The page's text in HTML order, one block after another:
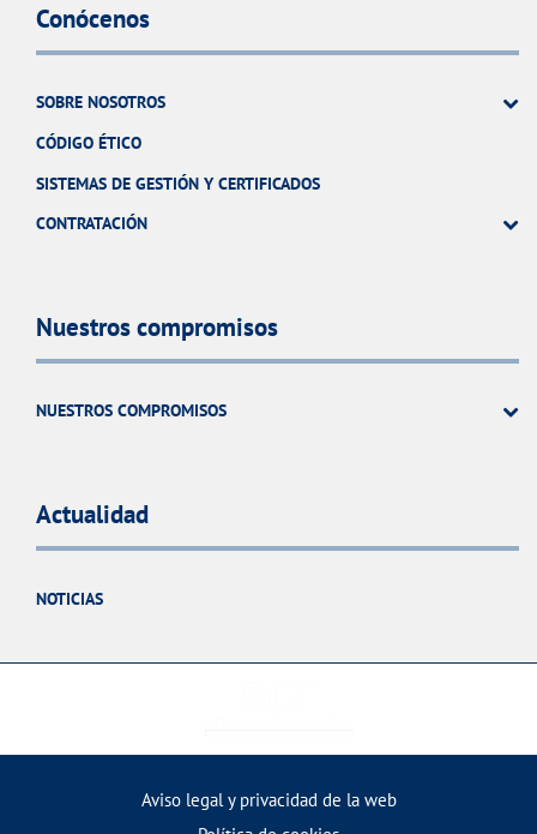
Conócenos
SOBRE NOSOTROS
CÓDIGO ÉTICO
SISTEMAS DE GESTIÓN Y CERTIFICADOS
CONTRATACIÓN
Nuestros compromisos
NUESTROS COMPROMISOS
Actualidad
NOTICIAS
Aviso legal y privacidad de la web